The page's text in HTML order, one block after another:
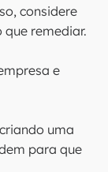
considere
remediar.
e
uma
para que